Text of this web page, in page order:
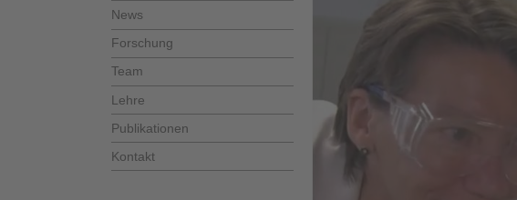
News
Forschung
Team
Lehre
Publikationen
Kontakt